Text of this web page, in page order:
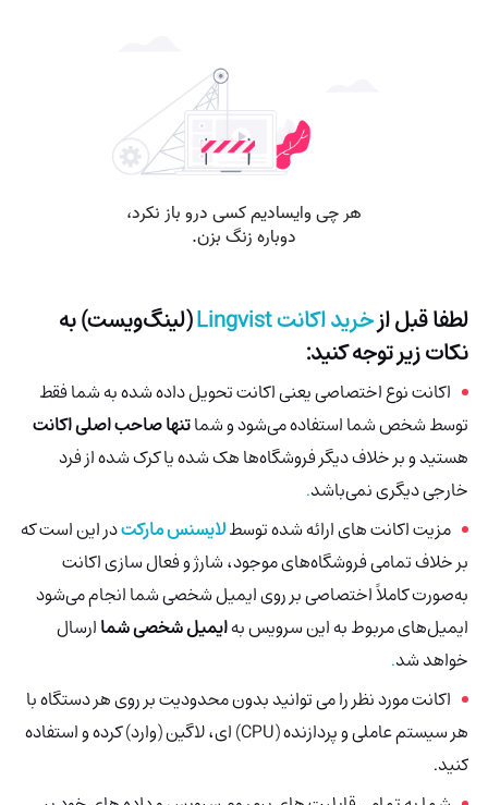
لطفا قبل ازخرید اکانتLingvist(لینگ‌ویست)به
نکات زیر توجه کنید:
اکانت نوع اختصاصی یعنی اکانت تحویل داده شده به شما فقط
توسط شخص شما استفاده می‌شود و شماتنها صاحب اصلی اکانت
هستید و بر خلاف دیگر فروشگاه‌ها هک شدهیا کرک شده از فرد
خارجی دیگری نمی‌باشد.
مزیت اکانت های ارائه شده توسطلایسنس مارکتدر این است که
بر خلاف تمامی فروشگاه‌های موجود، شارژ و فعال سازی اکانت
به‌صورت کاملاً اختصاصی بر روی ایمیل شخصی شما انجام می‌شود
ایمیل‌های مربوط به این سرویس بهایمیل شخصی شماارسال
خواهد شد.
اکانت مورد نظر را می توانید بدون محدودیت بر روی هر دستگاه با
هر سیستم عاملی و پردازنده (CPU) ای، لاگین (وارد) کرده و استفاده
کنید.